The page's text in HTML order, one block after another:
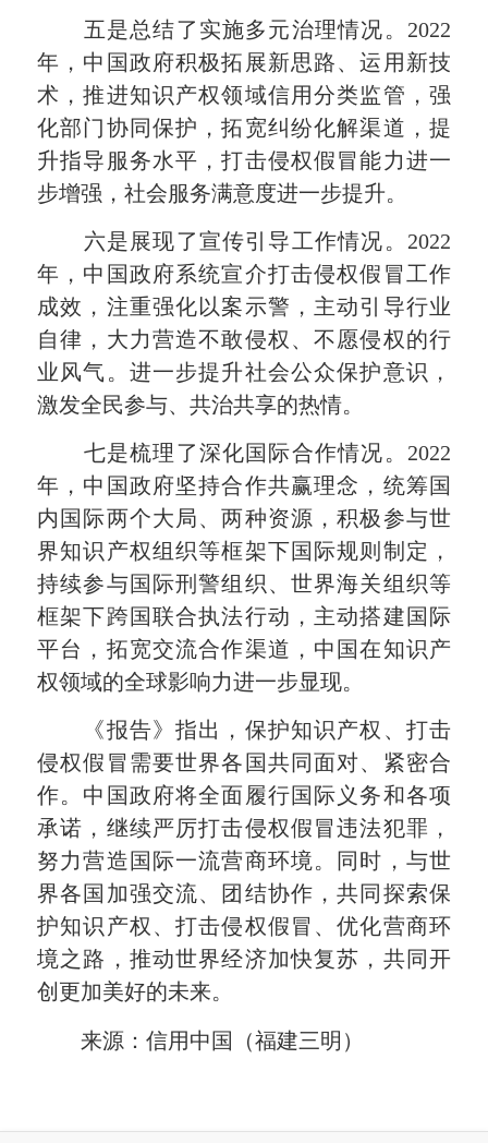
五是总结了实施多元治理情况。2022
年，中国政府积极拓展新思路、运用新技
术，推进知识产权领域信用分类监管，强
化部门协同保护，拓宽纠纷化解渠道，提
升指导服务水平，打击侵权假冒能力进一
步增强，社会服务满意度进一步提升。
六是展现了宣传引导工作情况。2022
年，中国政府系统宣介打击侵权假冒工作
成效，注重强化以案示警，主动引导行业
自律，大力营造不敢侵权、不愿侵权的行
业风气。进一步提升社会公众保护意识，
激发全民参与、共治共享的热情。
七是梳理了深化国际合作情况。2022
年，中国政府坚持合作共赢理念，统筹 国
内 国际两个大局、两种资源，积极参与世
界知识产权组织等框架下国际规则制定，
持续参与国际刑警组织、世界海关组织等
框架下跨国联合执法行动，主动搭建国际
平台，拓宽交流合作渠道，中国在知识产
权领域的全球影响力进一步显现。
《报告》指出，保护知识产权、打击
侵权假冒需要世界各国共同面对、紧密合
作。中国政府将全面履行国际义务和各项
承诺，继续严厉打击侵权假冒违法犯罪，
努力营造国际一流营商环境。同时，与世
界各国加强交流、团结协作，共同探索保
护知识产权、打击侵权假冒、优化营商环
境之路，推动世界经济加快复苏，共同开
创更加美好的未来。
来源：信用中国（福建三明）